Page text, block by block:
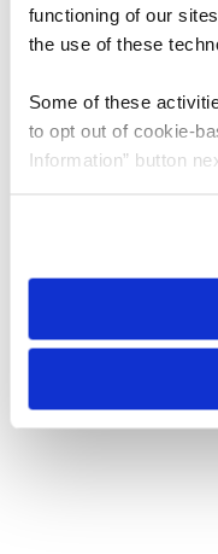
functioning of our
the use of these
Some of these
to opt out of cookie-
Information” button
need to be set again.